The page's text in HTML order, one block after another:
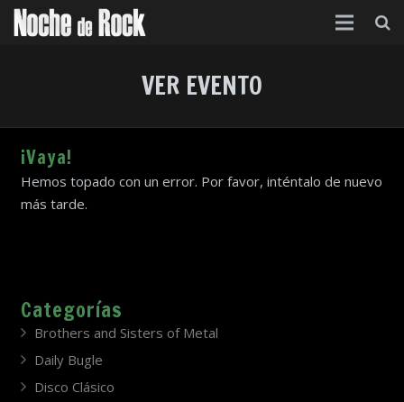
Agenda
Foro
VER EVENTO
¡Vaya!
Hemos topado con un error. Por favor, inténtalo de nuevo
más tarde.
Categorías
Brothers and Sisters of Metal
Daily Bugle
Disco Clásico